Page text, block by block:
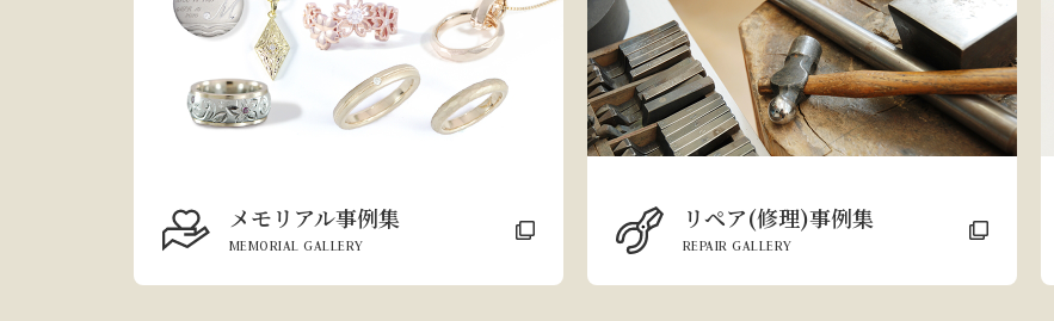
メモリアル事例集
MEMORIAL GALLERY
リペア(修理)事例集
REPAIR GALLERY